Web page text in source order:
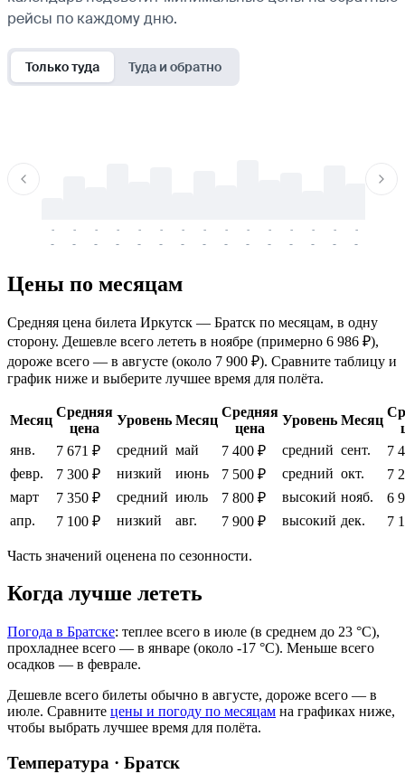
рейсы по каждому дню.
Только туда Туда и обратно
-
-
-
-
-
-
-
-
-
-
-
-
-
-
-
-
-
-
-
-
-
-
-
-
-
-
-
-
-
-
Цены по месяцам
Средняя цена билета Иркутск — Братск по месяцам, в одну
сторону. Дешевле всего лететь в ноябре (примерно 6 986 ₽),
дороже всего — в августе (около 7 900 ₽). Сравните таблицу и
график ниже и выберите лучшее время для полёта.
Месяц
Средняя
цена
Уровень Месяц
Средняя
цена
Уровень Месяц
янв.
7 671 ₽ средний май 7 400 ₽ средний сент.
7
февр.
7 300 ₽ низкий июнь 7 500 ₽ средний окт.
7
март
7 350 ₽ средний июль 7 800 ₽ высокий нояб.
6
апр.
7 100 ₽ низкий авг. 7 900 ₽ высокий дек. 7
Часть значений оценена по сезонности.
Когда лучше лететь
Погода в Братске: теплее всего в июле (в среднем до 23 °C),
прохладнее всего — в январе (около -17 °C). Меньше всего
осадков — в феврале.
Дешевле всего билеты обычно в августе, дороже всего — в
июле. Сравните цены и погоду по месяцам на графиках ниже,
чтобы выбрать лучшее время для полёта.
Температура · Братск